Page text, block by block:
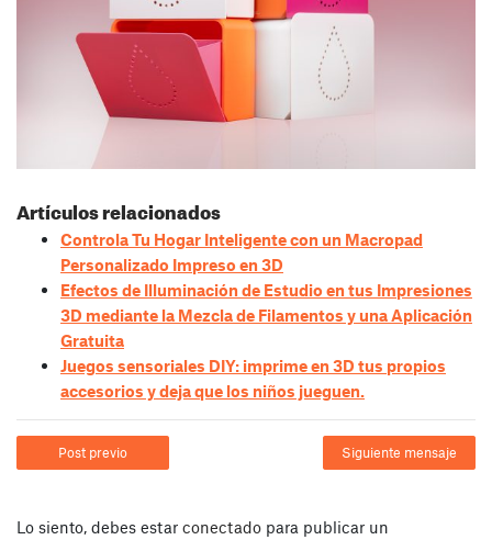
Artículos relacionados
Controla Tu Hogar Inteligente con un Macropad
Personalizado Impreso en 3D
Efectos de Illuminación de Estudio en tus Impresiones
3D mediante la Mezcla de Filamentos y una Aplicación
Gratuita
Juegos sensoriales DIY: imprime en 3D tus propios
accesorios y deja que los niños jueguen.
Post previo Siguiente mensaje
Lo siento, debes estar conectado para publicar un